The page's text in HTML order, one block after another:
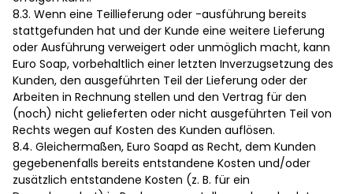
8.3. Wenn eine Teillieferung oder -ausführung bereits
stattgefunden hat und der Kunde eine weitere Lieferung
oder Ausführung verweigert oder unmöglich macht, kann
Euro Soap, vorbehaltlich einer letzten Inverzugsetzung des
Kunden, den ausgeführten Teil der Lieferung oder der
Arbeiten in Rechnung stellen und den Vertrag für den
(noch) nicht gelieferten oder nicht ausgeführten Teil von
Rechts wegen auf Kosten des Kunden auflösen.
8.4. Gleichermaßen, Euro Soapd as Recht, dem Kunden
gegebenenfalls bereits entstandene Kosten und/oder
zusätzlich entstandene Kosten (z. B. für ein